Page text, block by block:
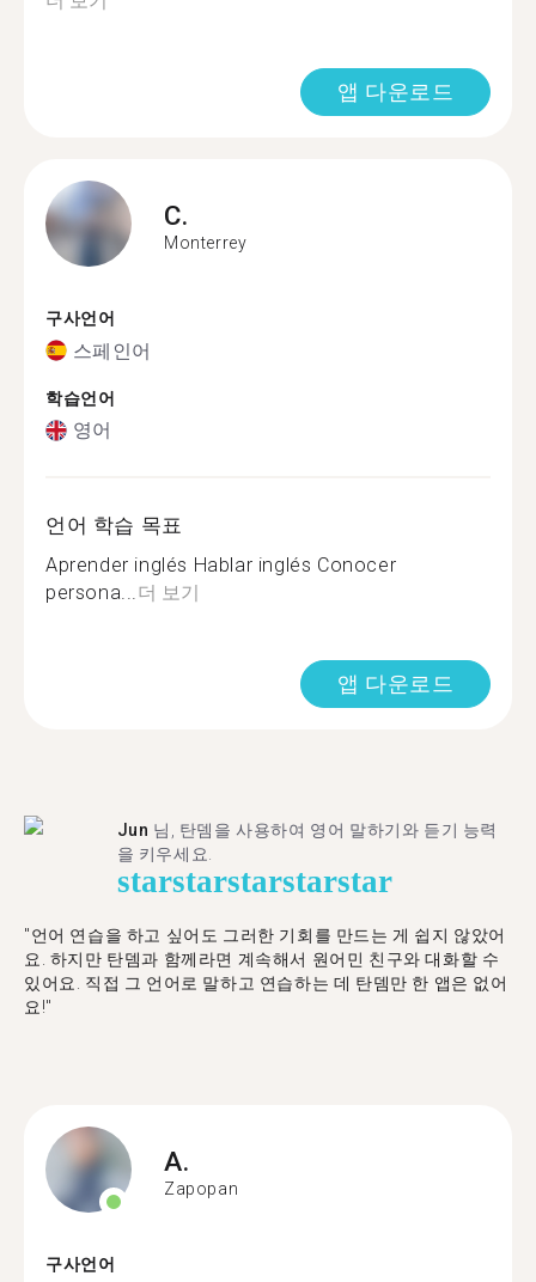
앱 다운로드
C.
Monterrey
구사언어
스페인어
학습언어
영어
언어 학습 목표
Aprender inglés Hablar inglés Conocer
persona...더 보기
앱 다운로드
Jun 님, 탄뎀을 사용하여 영어 말하기와 듣기 능력
을 키우세요.
starstarstarstarstar
"언어 연습을 하고 싶어도 그러한 기회를 만드는 게 쉽지 않았어
요. 하지만 탄뎀과 함께라면 계속해서 원어민 친구와 대화할 수
있어요. 직접 그 언어로 말하고 연습하는 데 탄뎀만 한 앱은 없어
요!"
A.
Zapopan
구사언어